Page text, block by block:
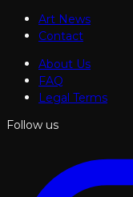
Art News
Contact
About Us
FAQ
Legal Terms
Follow us